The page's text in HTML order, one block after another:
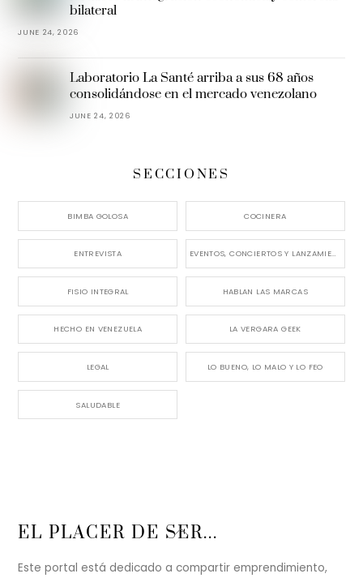
bilateral
JUNE 24, 2026
Laboratorio La Santé arriba a sus 68 años
consolidándose en el mercado venezolano
JUNE 24, 2026
SECCIONES
BIMBA GOLOSA COCINERA
ENTREVISTA EVENTOS, CONCIERTOS Y LANZAMIENTOS
FISIO INTEGRAL HABLAN LAS MARCAS
HECHO EN VENEZUELA LA VERGARA GEEK
LEGAL LO BUENO, LO MALO Y LO FEO
SALUDABLE
Back
Top
EL PLACER DE SER...
Este portal está dedicado a compartir emprendimiento,